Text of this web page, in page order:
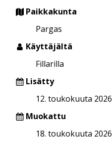
Paikkakunta
Pargas
Käyttäjältä
Fillarilla
Lisätty
12. toukokuuta 2026
Muokattu
18. toukokuuta 2026